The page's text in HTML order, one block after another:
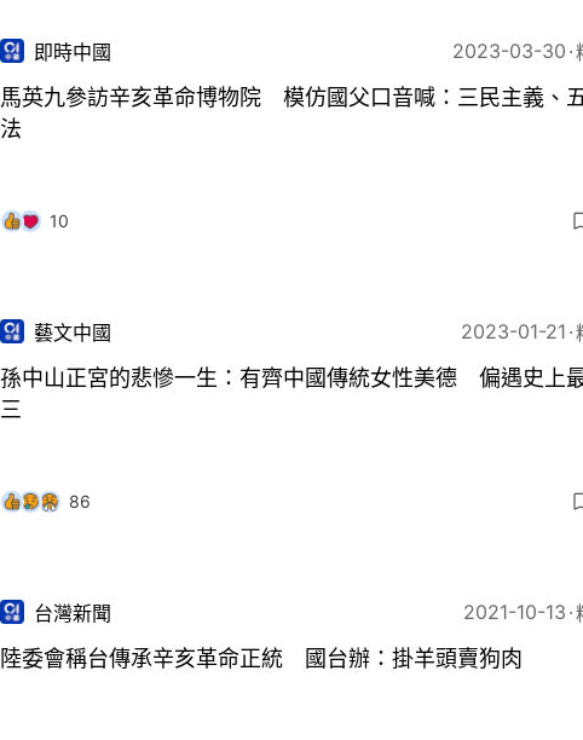
即時中國 2023-03-30
馬英九參訪辛亥革命博物院 模仿國父口音喊：三民主義、
法
10
藝文中國 2023-01-21
孫中山正宮的悲慘一生：有齊中國傳統女性美德 偏遇史上
三
86
台灣新聞 2021-10-13
陸委會稱台傳承辛亥革命正統 國台辦：掛羊頭賣狗肉